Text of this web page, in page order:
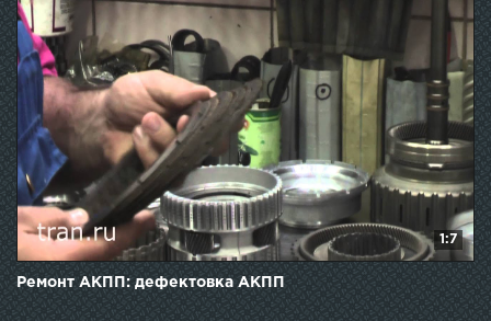
1:7
Ремонт АКПП: дефектовка АКПП